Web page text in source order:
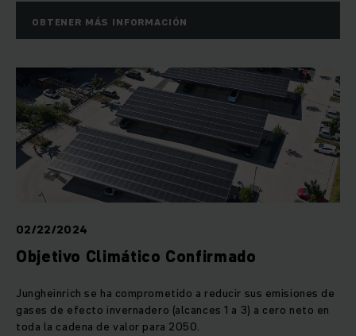
OBTENER MÁS INFORMACIÓN
02/22/2024
Objetivo Climático Confirmado
Jungheinrich se ha comprometido a reducir sus emisiones de
gases de efecto invernadero (alcances 1 a 3) a cero neto en
toda la cadena de valor para 2050.